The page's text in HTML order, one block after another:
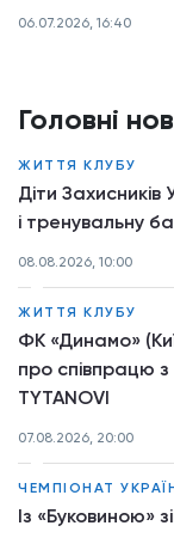
Головні
ЖИТТЯ КЛУБУ
Діти Захисників
і тренувальну
08.08.2026, 10:00
ЖИТТЯ КЛУБУ
ФК «Динамо»
про співпрацю
TYTANOVI
07.08.2026, 20:00
ЧЕМПІОНАТ
Із «Буковиною»
06.07.2026, 16:40